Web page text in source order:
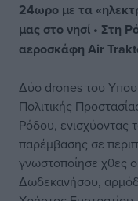
24ωρο με τα
μας στο νησί • Στη
αεροσκάφη Air
Δύο drones του
Πολιτικής
Ρόδου, ενισχύοντας
παρέμβασης σε
γνωστοποίησε χθες
Δωδεκανήσου,